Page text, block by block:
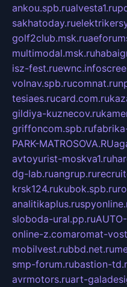
ankou.spb.rualvesta1.ru
sakhatoday.ru
golf2club.msk.ru
multimodal.msk.ru
isz-fest.ruewnc.info
volnav.spb.rucomnat.ru
tesiaes.rucard.com.ru
gildiya-kuznecov.ru
griffoncom.spb.ru
PARK-MATROSOVA.RU
avtoyurist-moskva1.ru
dg-lab.ruangrup.ru
krsk124.rukubok.spb.ru
analitikaplus.ru
sloboda-ural.pp.ru
online-z.comaromat-
mobilvest.rubbd.net.ru
smp-forum.rubastion-
avrmotors.ruart-